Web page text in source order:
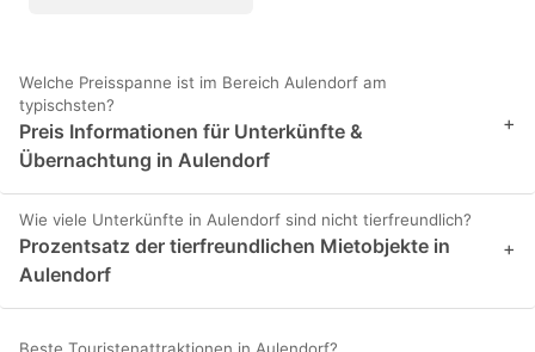
Welche Preisspanne ist im Bereich Aulendorf am
typischsten?
Preis Informationen für Unterkünfte &
Übernachtung in Aulendorf
+
Wie viele Unterkünfte in Aulendorf sind nicht tierfreundlich?
Prozentsatz der tierfreundlichen Mietobjekte in
Aulendorf
+
Beste Touristenattraktionen in Aulendorf?